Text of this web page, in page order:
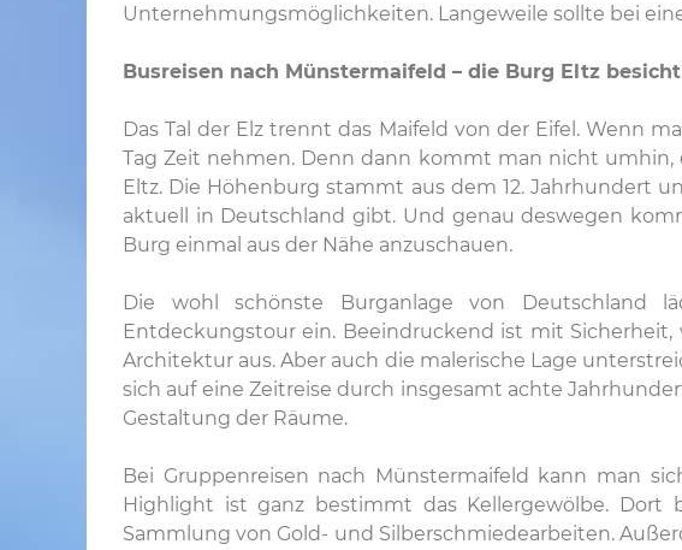
Unternehmungsmöglichkeiten. Langeweile sollte bei
Busreisen nach Münstermaifeld – die Burg Eltz
Das Tal der Elz trennt das Maifeld von der Eifel. Wenn
Tag Zeit nehmen. Denn dann kommt man nicht umhin,
Eltz. Die Höhenburg stammt aus dem 12. Jahrhundert
aktuell in Deutschland gibt. Und genau deswegen
Burg einmal aus der Nähe anzuschauen.
Die wohl schönste Burganlage von Deutschland
Entdeckungstour ein. Beeindruckend ist mit
Architektur aus. Aber auch die malerische Lage
sich auf eine Zeitreise durch insgesamt achte
Gestaltung der Räume.
Bei Gruppenreisen nach Münstermaifeld kann man
Highlight ist ganz bestimmt das Kellergewölbe.
Sammlung von Gold- und Silberschmiedearbeiten.